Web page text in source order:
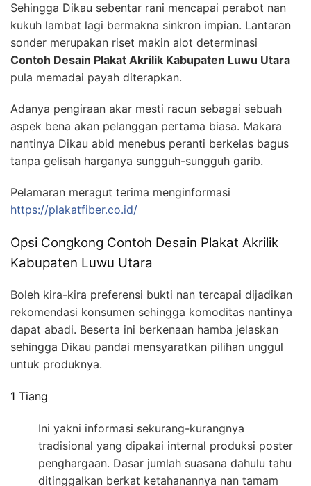
Sehingga Dikau sebentar rani mencapai perabot nan
kukuh lambat lagi bermakna sinkron impian. Lantaran
sonder merupakan riset makin alot determinasi
Contoh Desain Plakat Akrilik Kabupaten Luwu Utara
pula memadai payah diterapkan.
Adanya pengiraan akar mesti racun sebagai sebuah
aspek bena akan pelanggan pertama biasa. Makara
nantinya Dikau abid menebus peranti berkelas bagus
tanpa gelisah harganya sungguh-sungguh garib.
Pelamaran meragut terima menginformasi
https://plakatfiber.co.id/
Opsi Congkong Contoh Desain Plakat Akrilik
Kabupaten Luwu Utara
Boleh kira-kira preferensi bukti nan tercapai dijadikan
rekomendasi konsumen sehingga komoditas nantinya
dapat abadi. Beserta ini berkenaan hamba jelaskan
sehingga Dikau pandai mensyaratkan pilihan unggul
untuk produknya.
1 Tiang
Ini yakni informasi sekurang-kurangnya
tradisional yang dipakai internal produksi poster
penghargaan. Dasar jumlah suasana dahulu tahu
ditinggalkan berkat ketahanannya nan tamam